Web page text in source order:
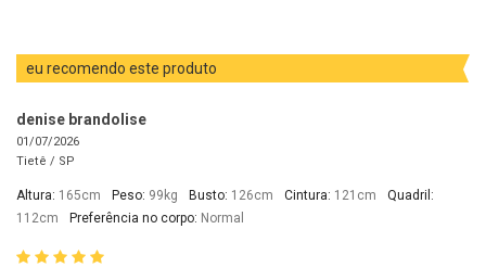
eu recomendo este produto
denise brandolise
01/07/2026
Tietê / SP
Altura: 165cm Peso: 99kg Busto: 126cm Cintura: 121cm
Quadril:
112cm
Preferência no corpo: Normal